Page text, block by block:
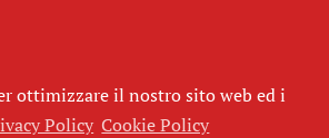
ottimizzare il nostro sito web ed i
Policy Cookie Policy